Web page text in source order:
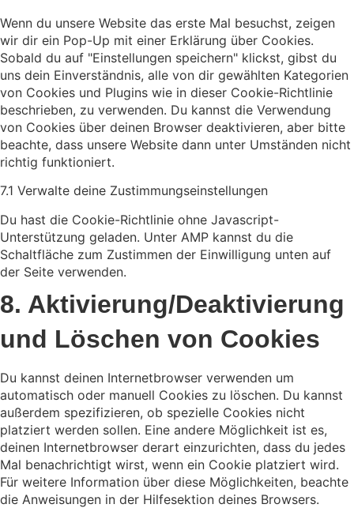
Wenn du unsere Website das erste Mal besuchst, zeigen
wir dir ein Pop-Up mit einer Erklärung über Cookies.
Sobald du auf "Einstellungen speichern" klickst, gibst du
uns dein Einverständnis, alle von dir gewählten Kategorien
von Cookies und Plugins wie in dieser Cookie-Richtlinie
beschrieben, zu verwenden. Du kannst die Verwendung
von Cookies über deinen Browser deaktivieren, aber bitte
beachte, dass unsere Website dann unter Umständen nicht
richtig funktioniert.
7.1 Verwalte deine Zustimmungseinstellungen
Du hast die Cookie-Richtlinie ohne Javascript-
Unterstützung geladen. Unter AMP kannst du die
Schaltfläche zum Zustimmen der Einwilligung unten auf
der Seite verwenden.
8. Aktivierung/Deaktivierung
und Löschen von Cookies
Du kannst deinen Internetbrowser verwenden um
automatisch oder manuell Cookies zu löschen. Du kannst
außerdem spezifizieren, ob spezielle Cookies nicht
platziert werden sollen. Eine andere Möglichkeit ist es,
deinen Internetbrowser derart einzurichten, dass du jedes
Mal benachrichtigt wirst, wenn ein Cookie platziert wird.
Für weitere Information über diese Möglichkeiten, beachte
die Anweisungen in der Hilfesektion deines Browsers.